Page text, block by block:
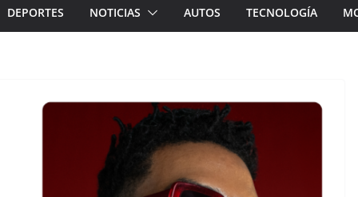
DEPORTES NOTICIAS AUTOS TECNOLOGÍA